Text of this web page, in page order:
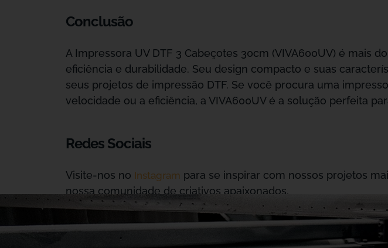
Conclusão
A Impressora UV DTF 3 Cabeçotes 30cm (VIVA600UV) é mais
eficiência e durabilidade. Seu design compacto e suas
seus projetos de impressão DTF. Se você procura uma
velocidade ou a eficiência, a VIVA600UV é a solução perfeita
Redes Sociais
Visite-nos no Instagram para se inspirar com nossos projetos
nossa comunidade de criativos apaixonados.